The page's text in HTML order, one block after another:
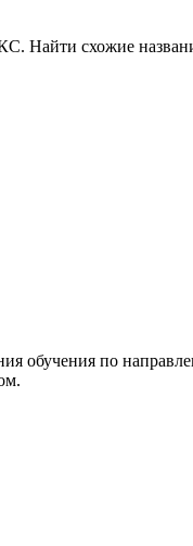
Найти схожие
обучения по